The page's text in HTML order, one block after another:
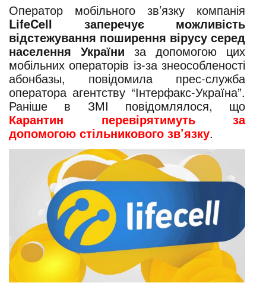
Оператор мобільного зв’язку компанія
LifeCell заперечує можливість
відстежування поширення вірусу серед
населення України за допомогою цих
мобільних операторів із-за знеособленості
абонбазы, повідомила прес-служба
оператора агентству “Інтерфакс-Україна”.
Раніше в ЗМІ повідомлялося, що
Карантин перевірятимуть за
допомогою стільникового зв’язку.